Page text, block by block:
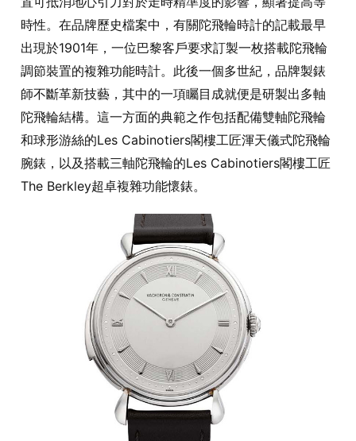
時性。在品牌歷史檔案中，有關陀飛輪時計的記載最早
出現於1901年，一位巴黎客戶要求訂製一枚搭載陀飛輪
調節裝置的複雜功能時計。此後一個多世紀，品牌製錶
師不斷革新技藝，其中的一項矚目成就便是研製出多軸
陀飛輪結構。這一方面的典範之作包括配備雙軸陀飛輪
和球形游絲的Les Cabinotiers閣樓工匠渾天儀式陀飛輪
腕錶，以及搭載三軸陀飛輪的Les Cabinotiers閣樓工匠
The Berkley超卓複雜功能懷錶。